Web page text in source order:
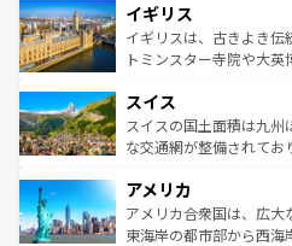
いる。シャンパンの発祥
香り高いラベンダー畑な
らに、パリ以外の地域
れる地方に足を運ぶとそ
きるだろう。 な
を参照してほしい。
顔を持つこの国は、どこ
ルリンの文化的活気、バ
してライン川沿いのワ
は、お酒好きな人にはぜひ体験
ドイツ情報はコンテンツ
イギリス
イギリスは、古きよき伝
トミンスター寺院や大
リアごとに異なる魅力が
ティー、ビール好きに
戦など、本場だからこそ
ンツ一覧を参照してほし
スイス
スイスの国土面積は九
な交通網が整備されてお
の建物がそのまま残る町
博物館もあり、アルプス
ことができる。国民の所
アメリカ
アメリカ合衆国は、広大
東海岸の都市部から西海